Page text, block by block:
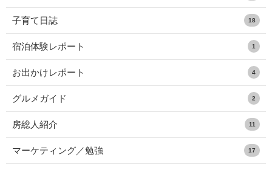
子育て日誌 18
宿泊体験レポート 1
お出かけレポート 4
グルメガイド 2
房総人紹介 11
マーケティング／勉強 17